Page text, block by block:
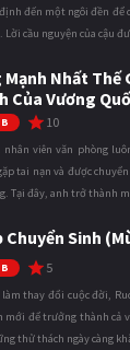
đến một ngôi đền để
cầu nguyện của cậu
Nhất Thế
Của Vương
10
viên văn phòng
tai nạn và được
Tại đây, anh trở thành
Sinh
5
thay đổi cuộc đời,
để trưởng thành cả
thử thách ngày càng